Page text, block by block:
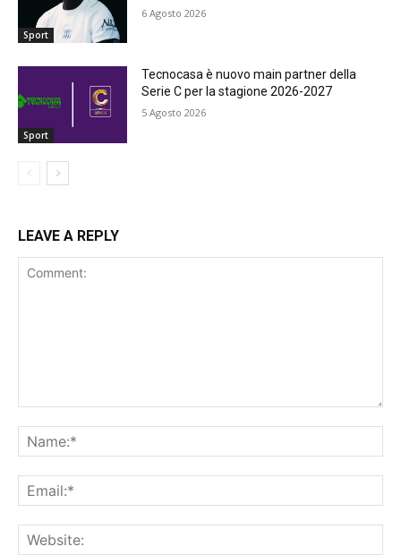
Sport
6 Agosto 2026
Sport
Tecnocasa è nuovo main partner della
Serie C per la stagione 2026-2027
5 Agosto 2026
LEAVE A REPLY